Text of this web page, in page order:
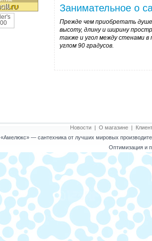
Занимательное о
Прежде чем приобретать
высоту, длину и ширину
также и угол между стенами
углом 90 градусов.
Новости| О магазине|
«Амелюкс»— сантехника от лучших мировых
Оптимизация и